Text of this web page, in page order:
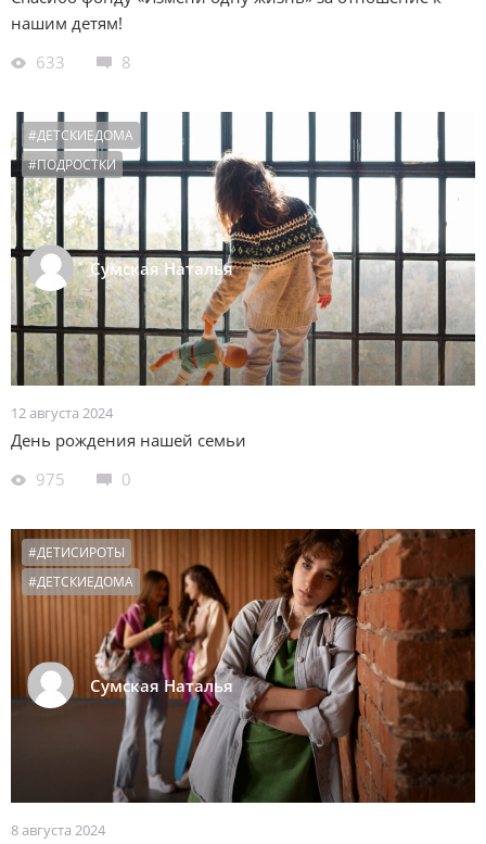
нашим детям!
633
8
Сумская Наталья
#ДЕТСКИЕДОМА
#ПОДРОСТКИ
12 августа 2024
День рождения нашей семьи
975
0
Сумская Наталья
#ДЕТИСИРОТЫ
#ДЕТСКИЕДОМА
8 августа 2024